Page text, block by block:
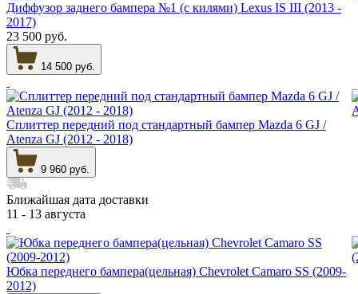
Диффузор заднего бампера №1 (с килями) Lexus IS III (2013 -
2017)
23 500 руб.
14 500 руб.
Сплиттер передний под стандартный бампер Mazda 6 GJ /
Atenza GJ (2012 - 2018)
9 960 руб.
Ближайшая дата доставки
11 - 13 августа
Юбка переднего бампера(цельная) Chevrolet Camaro SS (2009-
2012)